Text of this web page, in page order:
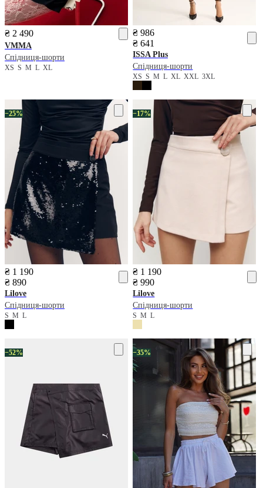
₴ 2 490
VMMA
Спідниця-шорти
XS S M L XL
₴ 986
₴ 641
ISSA Plus
Спідниця-шорти
XSSMLXLXXL3XL
−25%
₴ 1 190
₴ 890
Lilove
Спідниця-шорти
S M L
−17%
₴ 1 190
₴ 990
Lilove
Спідниця-шорти
SML
−52% −35%